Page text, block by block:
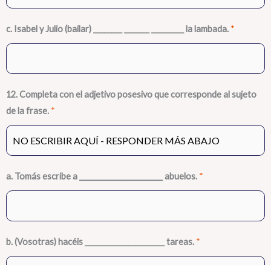
c. Isabel y Julio (bailar) ________ _______ _________ la lambada. *
12. Completa con el adjetivo posesivo que corresponde al sujeto
de la frase. *
a. Tomás escribe a _______________________ abuelos. *
b. (Vosotras) hacéis ______________________ tareas. *